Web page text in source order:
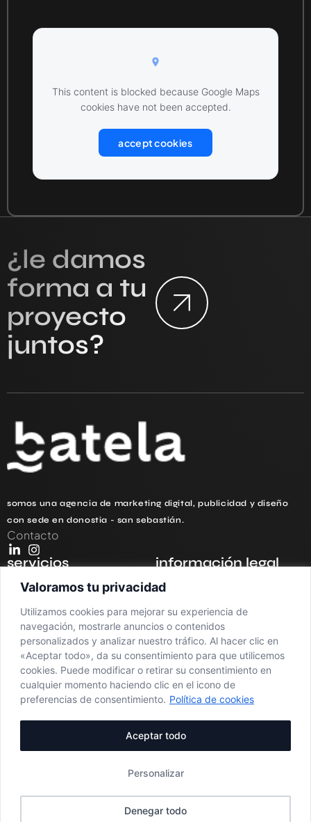
Valoramos tu privacidad
Utilizamos cookies para mejorar su experiencia de
navegación, mostrarle anuncios o contenidos
personalizados y analizar nuestro tráfico. Al hacer clic en
«Aceptar todo», da su consentimiento para que utilicemos
cookies. Puede modificar o retirar su consentimiento en
cualquier momento haciendo clic en el icono de
preferencias de consentimiento. Política de cookies
Personalizar
Denegar todo
Aceptar todo
This content is blocked because Google Maps
cookies have not been accepted.
accept cookies
¿le damos
forma a tu
proyecto
juntos?
somos una agencia de marketing digital, publicidad y diseño
con sede en donostia - san sebastián.
Contacto
servicios
branding
diseño web
fotografía y vídeo
agencia de seo
generación de contenido
con ia
información legal
aviso legal
política de cookies